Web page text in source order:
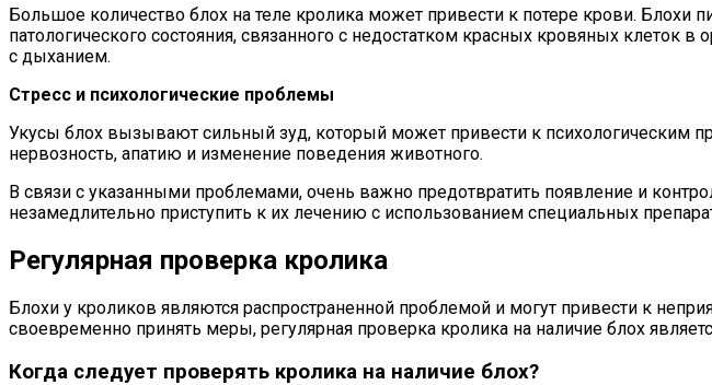
Большое количество блох на теле кролика может привести к потере крови.
патологического состояния, связанного с недостатком красных кровяных
с дыханием.
Стресс и психологические проблемы
Укусы блох вызывают сильный зуд, который может привести к психологическим
нервозность, апатию и изменение поведения животного.
В связи с указанными проблемами, очень важно предотвратить появление и
незамедлительно приступить к их лечению с использованием специальных
Регулярная проверка кролика
Блохи у кроликов являются распространенной проблемой и могут привести к
своевременно принять меры, регулярная проверка кролика на наличие блох
Когда следует проверять кролика на наличие блох?